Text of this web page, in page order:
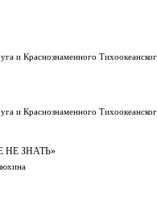
и Краснознаменного
и Краснознаменного
ЗНАТЬ»